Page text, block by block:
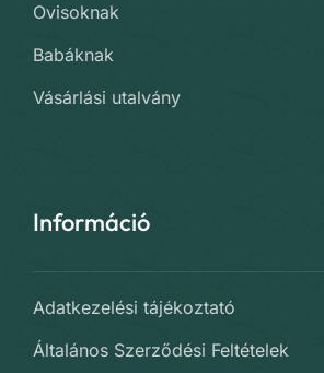
Ovisoknak
Babáknak
Vásárlási utalvány
Információ
Adatkezelési tájékoztató
Általános Szerződési Feltételek